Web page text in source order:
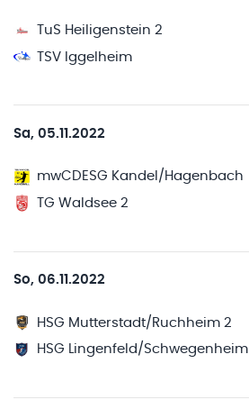
TuS Heiligenstein 2
TSV Iggelheim
Sa, 05.11.2022
mwCDESG Kandel/Hagenbach
TG Waldsee 2
So, 06.11.2022
HSG Mutterstadt/Ruchheim 2
HSG Lingenfeld/Schwegenheim